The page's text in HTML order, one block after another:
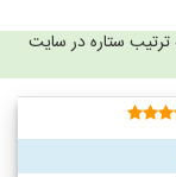
ستاره در سایت